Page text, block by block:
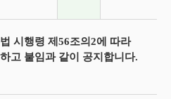
시행령 제56조의2에 따라
고 붙임과 같이 공지합니다.